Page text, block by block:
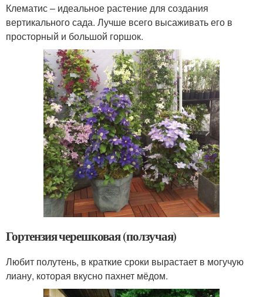
Клематис – идеальное растение для создания
вертикального сада. Лучше всего высаживать его в
просторный и большой горшок.
Гортензия черешковая (ползучая)
Любит полутень, в краткие сроки вырастает в могучую
лиану, которая вкусно пахнет мёдом.